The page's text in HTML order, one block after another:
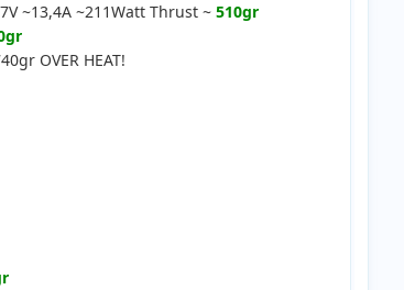
~13,4A ~211Watt Thrust ~ 510gr
OVER HEAT!